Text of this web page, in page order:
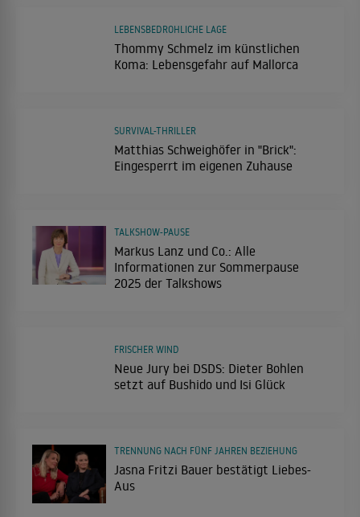
Thommy Schmelz im künstlichen
Koma: Lebensgefahr auf Mallorca
LEBENSBEDROHLICHE LAGE
Matthias Schweighöfer in "Brick":
Eingesperrt im eigenen Zuhause
SURVIVAL-THRILLER
Markus Lanz und Co.: Alle
Informationen zur Sommerpause
2025 der Talkshows
TALKSHOW-PAUSE
Neue Jury bei DSDS: Dieter Bohlen
setzt auf Bushido und Isi Glück
FRISCHER WIND
Jasna Fritzi Bauer bestätigt Liebes-
Aus
TRENNUNG NACH FÜNF JAHREN BEZIEHUNG